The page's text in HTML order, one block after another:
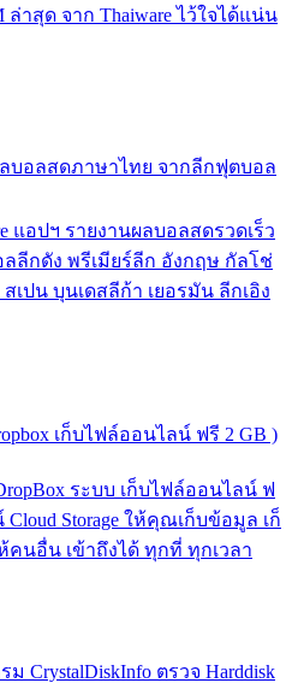
าสุด จาก Thaiware ไว้ใจได้แน่น
ลบอลสดภาษาไทย จากลีกฟุตบอล
แอปฯ รายงานผลบอลสดรวดเร็ว
ลีกดัง พรีเมียร์ลีก อังกฤษ กัลโช่
เปน บุนเดสลีก้า เยอรมัน ลีกเอิง
เก็บไฟล์ออนไลน์ ฟรี 2 GB )
ระบบ เก็บไฟล์ออนไลน์ ฟ
Storage ให้คุณเก็บข้อมูล เก็
คนอื่น เข้าถึงได้ ทุกที่ ทุกเวลา
ม CrystalDiskInfo ตรวจ Harddisk